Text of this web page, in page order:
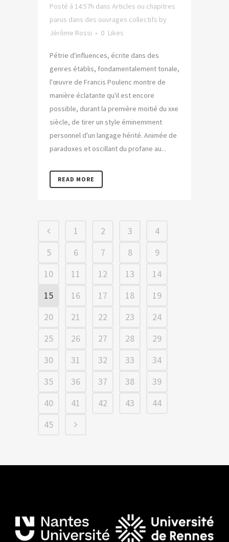
Posté à 14:57h dans Articles ou chapitres
parus dans des ouvrages collectifs by
Jérôme Rossi
0 Likes
Pétrie d'influences, écrite dans des
genres établis, fondamentalement tonale,
l'œuvre de Francis Poulenc montre de
manière éclatante qu'il est encore
possible, durant la première moitié du xxe
siècle, de tirer un style éminemment
personnel d'un langage hérité. Animée de
paradoxes et oscillant du profane au...
READ MORE
1 2 3
4
5
6 7 8
9
10
11 12 13
14
15
16 17 18
19
20
21 22 23
24
25
26 27 28
29
30
31 32 33
34
35
36 37 38
39
40
41 42 43
44
45